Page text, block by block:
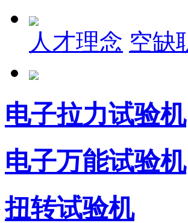
人才理念 空缺
电子拉力试验机
电子万能试验机
扭转试验机